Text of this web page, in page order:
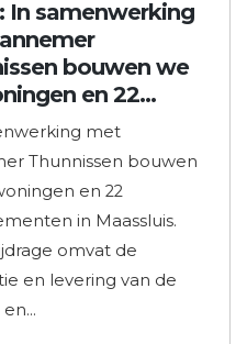
In samenwerking
bouwen we
en 22…
met
Thunnissen bouwen
en 22
in Maassluis.
omvat de
en levering van de